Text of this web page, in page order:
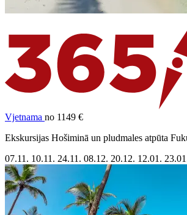
Vjetnama no 1149 €
Ekskursijas Hošiminā un pludmales atpūta
07.11. 10.11. 24.11. 08.12. 20.12. 12.01.